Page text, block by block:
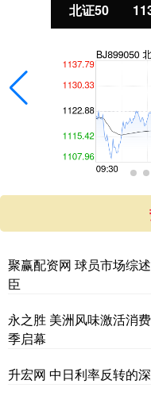
北证50
聚赢配资网 球员市场综
臣
永之胜 美洲风味激活消
季启幕
升宏网 中日利率反转的